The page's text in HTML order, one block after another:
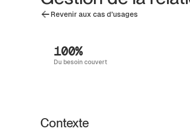
Revenir aux cas d’usages
100%
Du besoin couvert
Contexte